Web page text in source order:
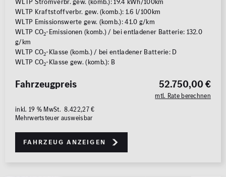
WLTP Kraftstoffverbr. gew. (komb.): 1.6 l/100km
WLTP Emissionswerte gew. (komb.): 41.0 g/km
WLTP CO2-Emissionen (komb.) / bei entladener Batterie: 132.0
g/km
WLTP CO2-Klasse (komb.) / bei entladener Batterie: D
WLTP CO2-Klasse gew. (komb.): B
52.750,00 €
mtl. Rate berechnen
Fahrzeugpreis
inkl. 19 % MwSt. 8.422,27 €
Mehrwertsteuer ausweisbar
Fahrzeug anzeigen